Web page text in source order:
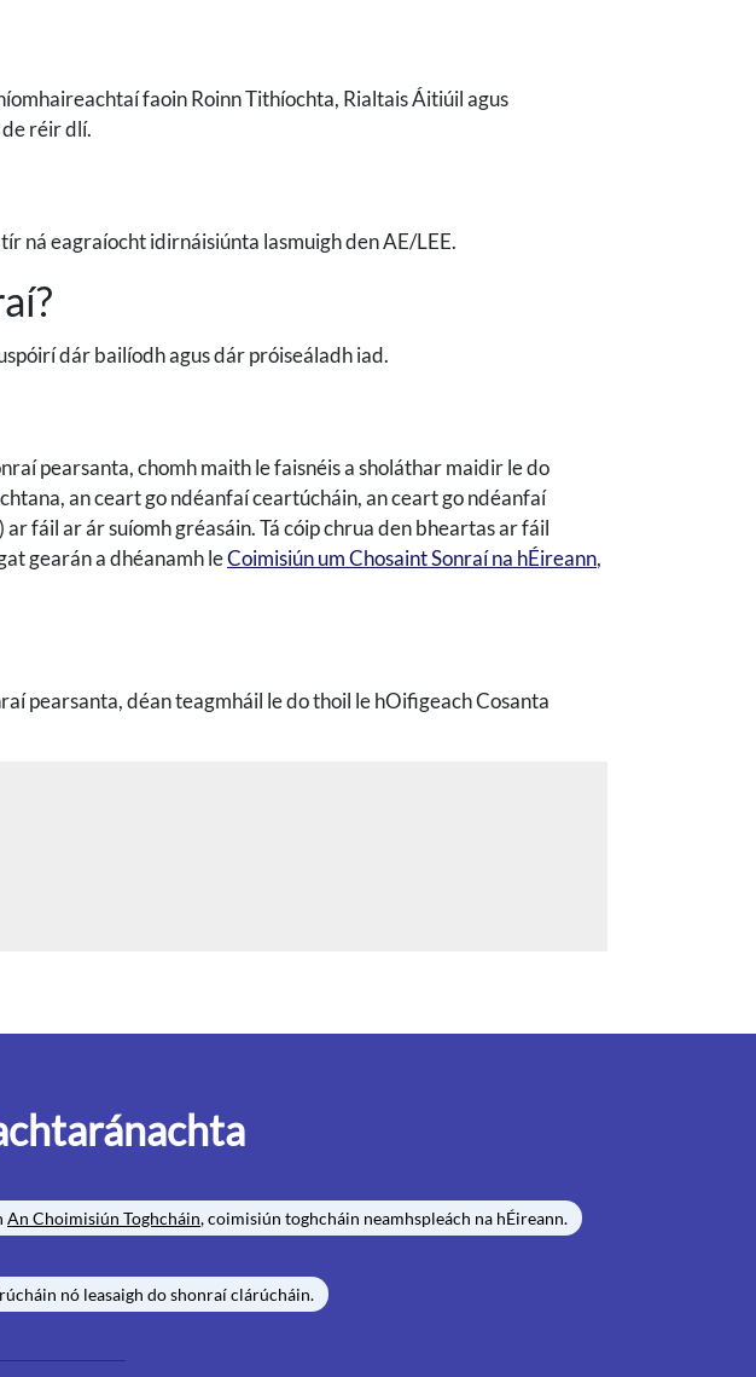
faoin Roinn Tithíochta, Rialtais Áitiúil agus
réir dlí.
ná eagraíocht idirnáisiúnta lasmuigh den AE/LEE.
dár bailíodh agus dár próiseáladh iad.
pearsanta, chomh maith le faisnéis a sholáthar maidir le do
an ceart go ndéanfaí ceartúcháin, an ceart go ndéanfaí
fáil ar ár suíomh gréasáin. Tá cóip chrua den bheartas ar fáil
gearán a dhéanamh leCoimisiún um Chosaint Sonraí na hÉireann,
pearsanta, déan teagmháil le do thoil le hOifigeach Cosanta
An Choimisiún Toghcháin, coimisiún toghcháin neamhspleách na hÉireann.
nó leasaigh do shonraí clárúcháin.